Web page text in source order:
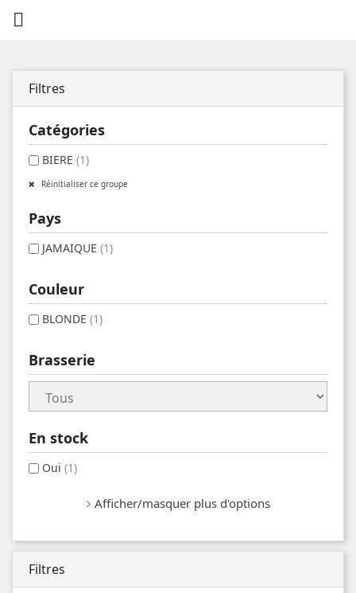

Filtres
Catégories
BIERE (1)
Réinitialiser ce groupe
Pays
JAMAIQUE (1)
Couleur
BLONDE (1)
Brasserie
En stock
Oui (1)
Afficher/masquer plus d'options
Filtres